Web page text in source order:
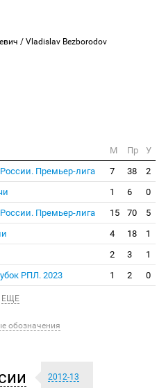
/ Vladislav Bezborodov
М Пр
У
Премьер-лига 7 38
2
1 6
0
Премьер-лига 15 70
5
4 18
1
2 3
1
РПЛ. 2023 1 2 0
ЕЩЕ
обозначения
2012-13